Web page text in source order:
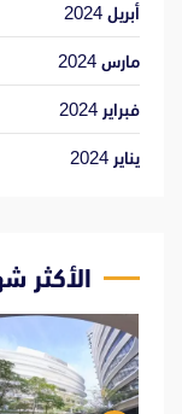
أبريل 2024
مارس 2024
فبراير 2024
يناير 2024
الأكثر